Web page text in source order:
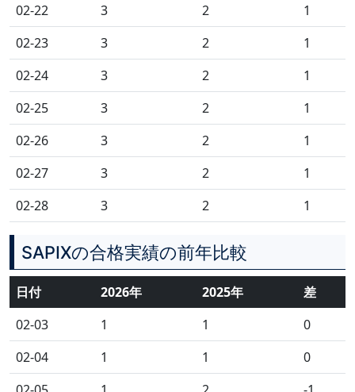
02-22
3 2
1
02-23
3 2
1
02-24
3 2
1
02-25
3 2
1
02-26
3 2
1
02-27
3 2
1
02-28
3 2 1
SAPIXの合格実績の前年比較
日付 2026年 2025年
差
02-03
1 1
0
02-04
1 1
0